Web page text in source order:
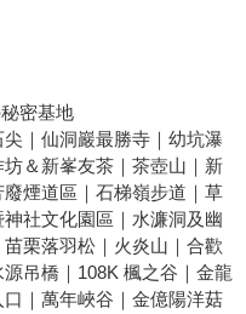
密基地
｜仙洞巖最勝寺｜幼坑瀑
＆新峯友茶｜茶壺山｜新
煙道區｜石梯嶺步道｜草
社文化園區｜水濂洞及幽
栗落羽松｜火炎山｜合歡
吊橋｜108K 楓之谷｜金龍
｜萬年峽谷｜金億陽洋菇